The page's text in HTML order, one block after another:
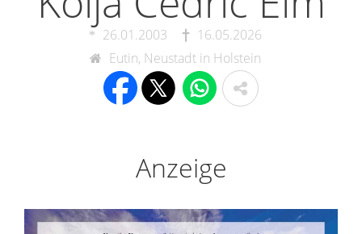
26.01.2003
16.05.2026
Eutin, Neustadt in Holstein
Anzeige